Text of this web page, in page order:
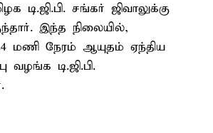
டி.ஜி.பி. சங்கர் ஜிவாலுக்கு
இந்த நிலையில்,
மணி நேரம் ஆயுதம் ஏந்திய
வழங்க டி.ஜி.பி.